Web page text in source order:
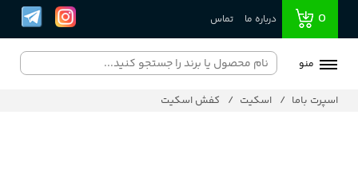
0 درباره ما تماس
منو
اسپرت باما اسکیت کفش اسکیت